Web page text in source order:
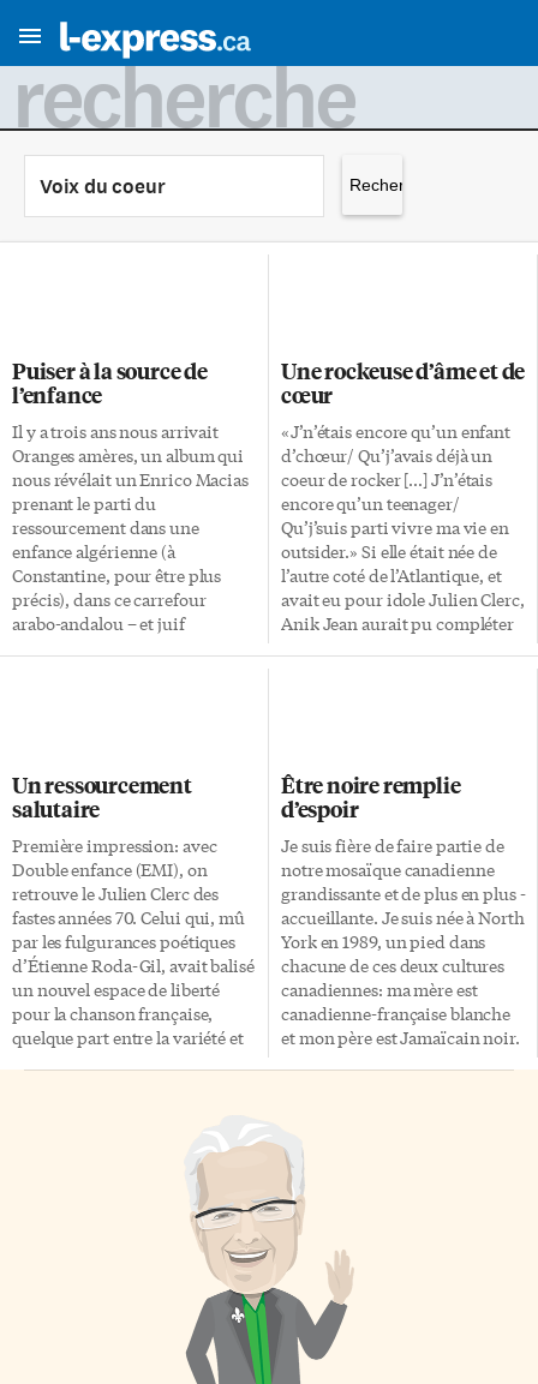
recherche
Puiser à la source de
l’enfance
Il y a trois ans nous arrivait
Oranges amères, un album qui
nous révélait un Enrico Macias
prenant le parti du
ressourcement dans une
enfance algérienne (à
Constantine, pour être plus
précis), dans ce carrefour
arabo-andalou – et juif
album, dont se dégageait un
sentiment d’urgence tempéré
par une langueur bien
méditerranéenne, marquait
néanmoins un virage
important, tant sur le fond que
la forme. Avec La vie populaire
[…]
Une rockeuse d’âme et de
cœur
«J’n’étais encore qu’un enfant
d’chœur/ Qu’j’avais déjà un
coeur de rocker […] J’n’étais
encore qu’un teenager/
Qu’j’suis parti vivre ma vie en
outsider.» Si elle était née de
l’autre coté de l’Atlantique, et
avait eu pour idole Julien Clerc,
Anik Jean aurait pu compléter
David Bowie, PJ Harvey ou
encore Coldplay. Son mentor
lui, n’est pas Julien Clerc, mais
un certain Jean Leclerc, alias
Jean Leloup. Là encore, […]
Un ressourcement
salutaire
Première impression: avec
Double enfance (EMI), on
retrouve le Julien Clerc des
fastes années 70. Celui qui, mû
par les fulgurances poétiques
d’Étienne Roda-Gil, avait balisé
un nouvel espace de liberté
pour la chanson française,
quelque part entre la variété et
que Julien n’entretient plus de
rapports exclusifs avec ses
paroliers, et il aura fallu six
plumes – certaines qui nous
sont familières, d’autres pas –
pour signer la constellation de
ce nouvel album. Celle de Cécile
Delalandre, sa plus récente
collaboratrice, nous surprend
Être noire remplie
d’espoir
Je suis fière de faire partie de
notre mosaïque canadienne
grandissante et de plus en plus -
accueillante. Je suis née à North
York en 1989, un pied dans
chacune de ces deux cultures
canadiennes: ma mère est
canadienne-française blanche
et mon père est Jamaïcain noir.
la culture dominante
européenne. Les premiers
colons se vantaient d’avoir
découvert l’Amérique du Nord,
malgré la présence de plus que
500 groupes autochtones
différents qui y étaient depuis
au moins 14 […]